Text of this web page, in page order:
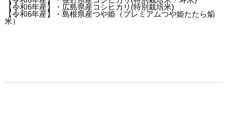
【令和6年産】・広島県産コシヒカリ(特別栽培米)
【令和6年産】・島根県産つや姫（プレミアムつや姫たたら焔
米）